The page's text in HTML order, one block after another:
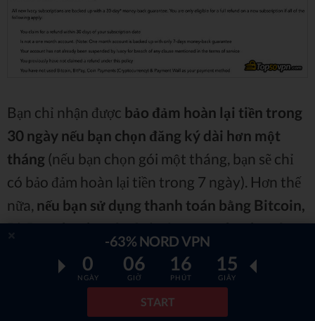
Bạn chỉ nhận được bảo đảm hoàn lại tiền trong
30 ngày nếu bạn chọn đăng ký dài hơn một
tháng (nếu bạn chọn gói một tháng, bạn sẽ chỉ
có bảo đảm hoàn lại tiền trong 7 ngày). Hơn thế
nữa, nếu bạn sử dụng thanh toán bằng Bitcoin,
BitPay, thanh toán Coin & tường thanh toán
làm phương thức thanh toán của bạn, bạn sẽ
không lấy lại được tiền của mình.
-63% NORD VPN
0
NGÀY
06
GIỜ
16
PHÚT
13
GIÂY
START